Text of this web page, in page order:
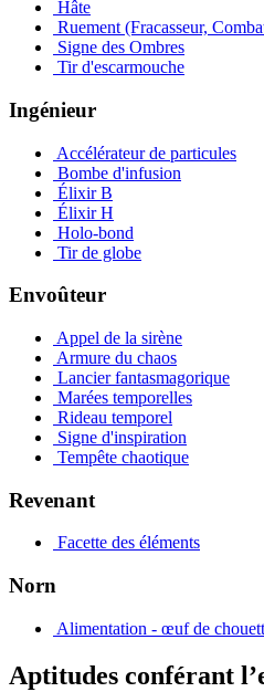
Hâte
Ruement (Fracasseur,
Signe des Ombres
Tir d'escarmouche
Ingénieur
Accélérateur de particules
Bombe d'infusion
Élixir B
Élixir H
Holo-bond
Tir de globe
Envoûteur
Appel de la sirène
Armure du chaos
Lancier fantasmagorique
Marées temporelles
Rideau temporel
Signe d'inspiration
Tempête chaotique
Revenant
Facette des éléments
Norn
Alimentation - œuf de
Aptitudes conférant